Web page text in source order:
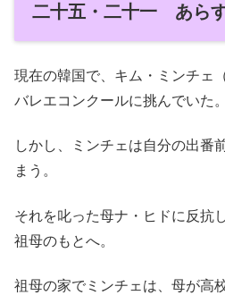
二十五・二十一 あら
現在の韓国で、キム・ミンチェ
バレエコンクールに挑んでいた。
しかし、ミンチェは自分の出番
まう。
それを叱った母ナ・ヒドに反抗
祖母のもとへ。
祖母の家でミンチェは、母が高